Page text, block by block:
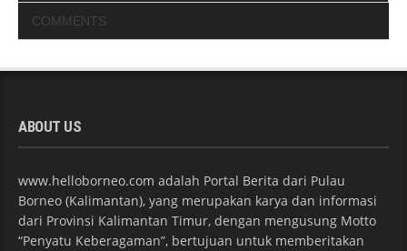
COMMENTS
ABOUT US
www.helloborneo.com adalah Portal Berita dari Pulau
Borneo (Kalimantan), yang merupakan karya dan informasi
dari Provinsi Kalimantan Timur, dengan mengusung Motto
“Penyatu Keberagaman”, bertujuan untuk memberitakan